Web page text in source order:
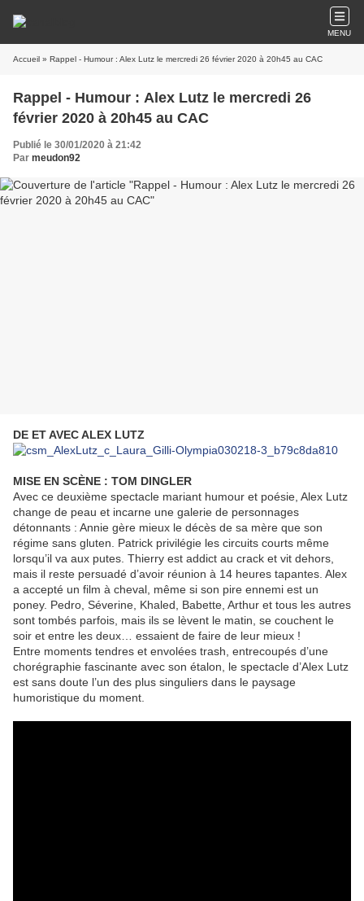
MENU
Accueil » Rappel - Humour : Alex Lutz le mercredi 26 février 2020 à 20h45 au CAC
Rappel - Humour : Alex Lutz le mercredi 26
février 2020 à 20h45 au CAC
Publié le 30/01/2020 à 21:42
Par meudon92
DE ET AVEC ALEX LUTZ
MISE EN SCÈNE : TOM DINGLER
Avec ce deuxième spectacle mariant humour et poésie, Alex Lutz
change de peau et incarne une galerie de personnages
détonnants : Annie gère mieux le décès de sa mère que son
régime sans gluten. Patrick privilégie les circuits courts même
lorsqu’il va aux putes. Thierry est addict au crack et vit dehors,
mais il reste persuadé d’avoir réunion à 14 heures tapantes. Alex
a accepté un film à cheval, même si son pire ennemi est un
poney. Pedro, Séverine, Khaled, Babette, Arthur et tous les autres
sont tombés parfois, mais ils se lèvent le matin, se couchent le
soir et entre les deux… essaient de faire de leur mieux !
Entre moments tendres et envolées trash, entrecoupés d’une
chorégraphie fascinante avec son étalon, le spectacle d’Alex Lutz
est sans doute l’un des plus singuliers dans le paysage
humoristique du moment.